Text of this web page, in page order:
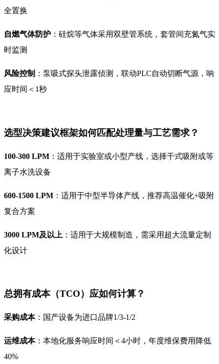
全置换
自燃气体防护 ：硅烷等气体采用双壁管系统，套管间充氮气实
时监测
风险控制 ：泵吸式探头泄露侦测，联动PLC自动切断气源，响
应时间＜1秒
选型决策建议框架如何匹配处理量与工艺需求？
100-300 LPM ：适用于实验室或小型产线，选择干式吸附或等
离子水洗设备
600-1500 LPM ：适用于中型半导体产线，推荐高温催化+吸附
复合方案
3000 LPM及以上 ：适用于大规模制造，需采用超大流量定制
化设计
总拥有成本（TCO）应如何计算？
采购成本：国产设备为进口品牌1/3-1/2
运维成本：本地化服务响应时间＜4小时，年度维保费用降低
40%